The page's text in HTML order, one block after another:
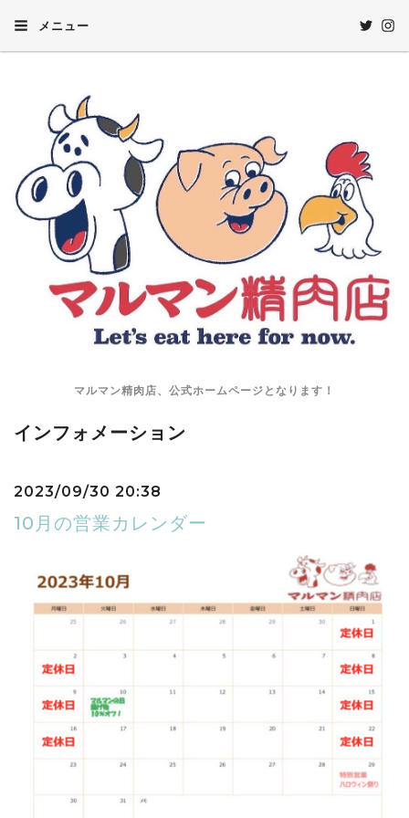
メニュー
マルマン精肉店、公式ホームページとなります！
インフォメーション
2023/09/30 20:38
10月の営業カレンダー